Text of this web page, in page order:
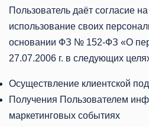
Пользователь даёт согласие
использование своих
основании ФЗ № 152-ФЗ «О
27.07.2006 г. в следующих
Осуществление клиентской
Получения Пользователем
маркетинговых событиях